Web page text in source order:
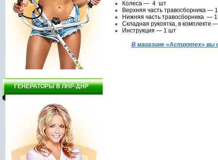
Колеса — 4 шт
Верхняя часть травосборника —
Нижняя часть травосборника —
Складная рукоятка, в комплекте
Инструкция — 1 шт
В магазине «Астротех» вы
ГЕНЕРАТОРЫ В ЛНР-ДНР